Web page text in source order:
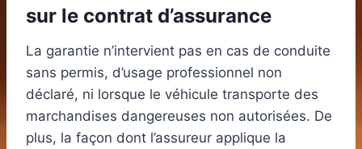
sur le contrat d’assurance
La garantie n’intervient pas en cas de conduite
sans permis, d’usage professionnel non
déclaré, ni lorsque le véhicule transporte des
marchandises dangereuses non autorisées. De
plus, la façon dont l’assureur applique la